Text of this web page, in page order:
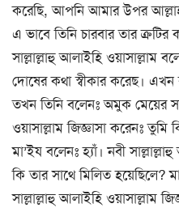
করেছি, আপনি আমার উপর
এ ভাবে তিনি চারবার তার ক্রটির
সাল্লাল্লাহু আলাইহি ওয়াসাল্লাম
দোষের কথা স্বীকার করেছ। এখন
তখন তিনি বলেনঃ অমুক মেয়ের
ওয়াসাল্লাম জিজ্ঞাসা করেনঃ
মা’ইয বলেনঃ হ্যাঁ। নবী
কি তার সাথে মিলিত হয়েছিলে?
সাল্লাল্লাহু আলাইহি ওয়াসাল্লাম